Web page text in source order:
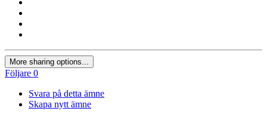
More sharing options...
Följare 0
Svara på detta ämne
Skapa nytt ämne